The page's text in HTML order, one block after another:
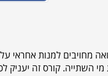
מחויבים למנות אחראי
מי השתייה. קורס זה